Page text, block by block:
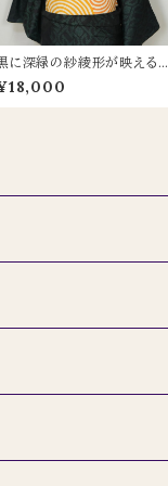
に深緑の紗綾形が映える｜
ントグリーンの八掛が爽やか
大島紬